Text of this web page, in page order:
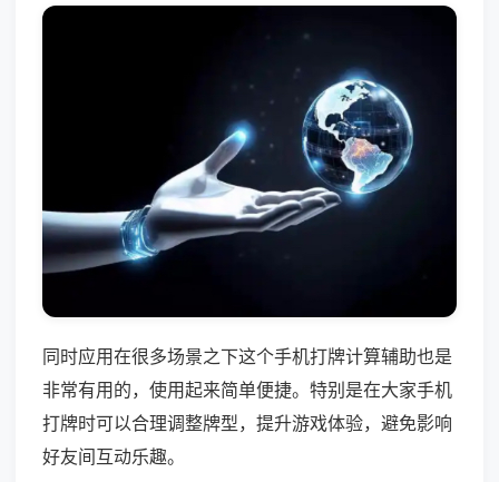
同时应用在很多场景之下这个手机打牌计算辅助也是
非常有用的，使用起来简单便捷。特别是在大家手机
打牌时可以合理调整牌型，提升游戏体验，避免影响
好友间互动乐趣。